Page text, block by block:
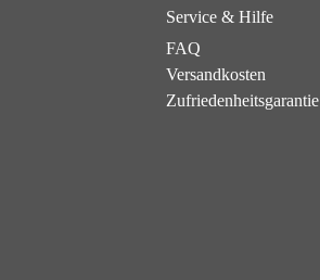
Service & Hilfe
FAQ
Versandkosten
Zufriedenheitsgarantie